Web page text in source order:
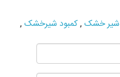
شیر خشک,کمبود شیرخشک,